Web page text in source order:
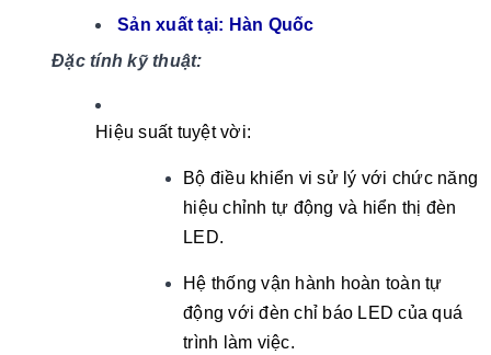
Sản xuất tại: Hàn Quốc
Đặc tính kỹ thuật:
Hiệu suất tuyệt vời:
Bộ điều khiển vi sử lý với chức năng
hiệu chỉnh tự động và hiển thị đèn
LED.
Hệ thống vận hành hoàn toàn tự
động với đèn chỉ báo LED của quá
trình làm việc.